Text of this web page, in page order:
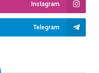
Instagram
Telegram